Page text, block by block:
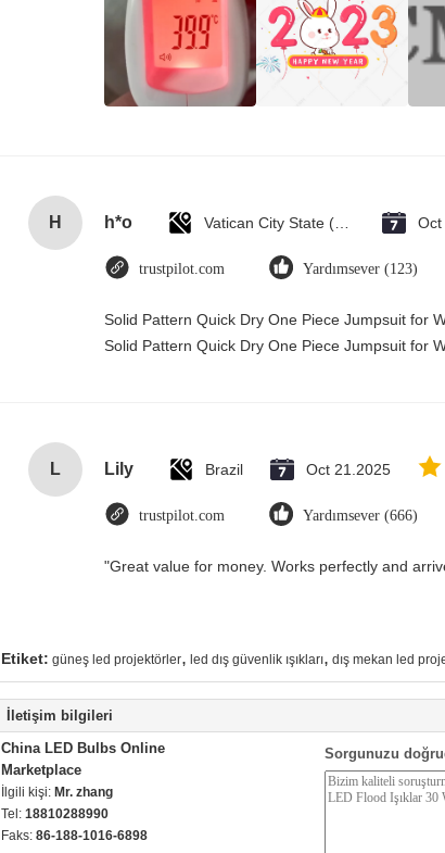
H h*o
trustpilot.com Yardımsever (123)
Solid Pattern Quick Dry One Piece Jumpsuit for
Solid Pattern Quick Dry One Piece Jumpsuit for
L Lily Brazil Oct 21.2025
trustpilot.com Yardımsever (666)
"Great value for money. Works perfectly and
Etiket: güneş led projektörler, led dış güvenlik ışıkları, dış mekan led
İletişim bilgileri
China LED Bulbs Online
Marketplace
İlgili kişi: Mr. zhang
Tel: 18810288990
Faks: 86-188-1016-6898
Sorgunuzu